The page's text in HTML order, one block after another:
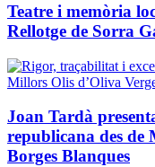
Teatre i memòria
Rellotge de Sorra
Joan Tardà
republicana des de
Borges Blanques